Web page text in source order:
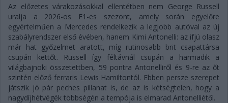
Az előzetes várakozásokkal ellentétben nem George Russell
uralja a 2026-os F1-es szezont, amely során egyelőre
egyértelműen a Mercedes rendelkezik a legjobb autóval az új
szabályrendszer első évében, hanem Kimi Antonelli: az ifjú olasz
már hat győzelmet aratott, míg rutinosabb brit csapattársa
csupán kettőt. Russell így féltávnál csupán a harmadik a
világbajnoki összetettben, 59 pontra Antonelliről és 9-re az őt
szintén előző ferraris Lewis Hamiltontól. Ebben persze szerepet
játszik jó pár peches pillanat is, de az is kétségtelen, hogy a
nagydíjhétvégék többségén a tempója is elmarad Antonelliétől.